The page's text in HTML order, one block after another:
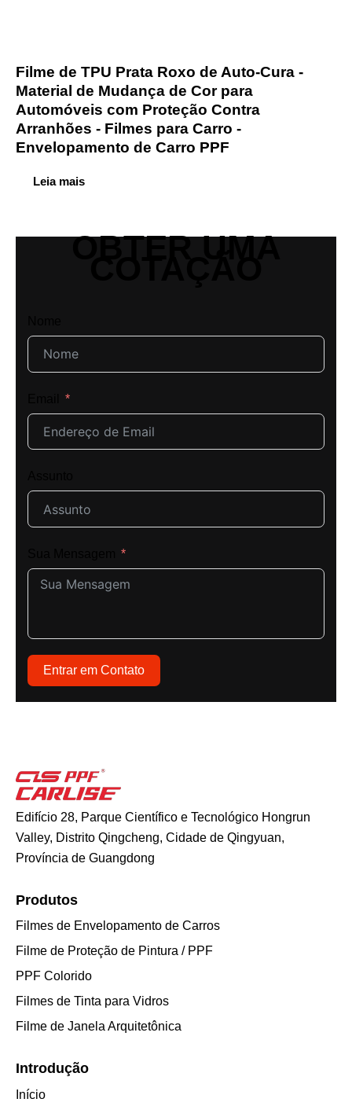
Filme de TPU Prata Roxo de Auto-Cura -
Material de Mudança de Cor para
Automóveis com Proteção Contra
Arranhões - Filmes para Carro -
Envelopamento de Carro PPF
Leia mais
OBTER UMA
Entrar em Contato
Edifício 28, Parque Científico e Tecnológico Hongrun
Valley, Distrito Qingcheng, Cidade de Qingyuan,
Província de Guangdong
Produtos
Filmes de Envelopamento de Carros
Filme de Proteção de Pintura / PPF
PPF Colorido
Filmes de Tinta para Vidros
Filme de Janela Arquitetônica
Introdução
Início